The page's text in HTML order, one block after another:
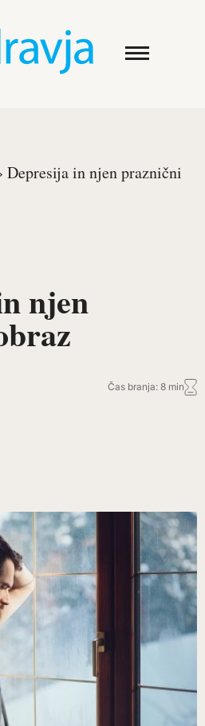
Depresija in njen praznični
njen
Čas branja: 8 min